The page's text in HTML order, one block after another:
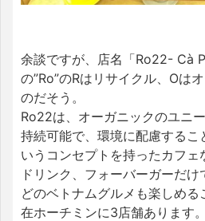
余談ですが、店名「Ro22- Cà
の”Ro”のRはリサイクル、Oは
のだそう。
Ro22は、オーガニックのユニ
持続可能で、環境に配慮するこ
いうコンセプトを持ったカフェ
ドリンク、フォーバーガーだ
どのベトナムグルメも楽しめる
在ホーチミンに3店舗あります。